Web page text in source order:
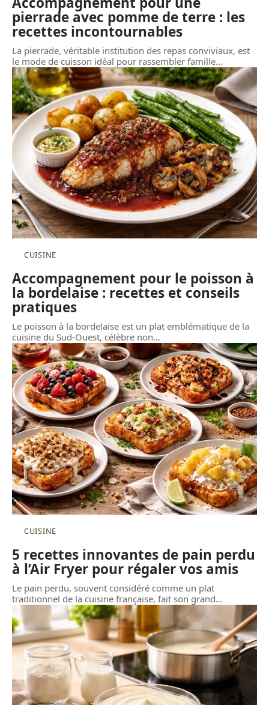
pierrade avec pomme de terre : les
recettes incontournables
La pierrade, véritable institution des repas conviviaux, est
le mode de cuisson idéal pour rassembler famille…
CUISINE
Accompagnement pour le poisson à
la bordelaise : recettes et conseils
pratiques
Le poisson à la bordelaise est un plat emblématique de la
cuisine du Sud-Ouest, célèbre non…
CUISINE
5 recettes innovantes de pain perdu
à l’Air Fryer pour régaler vos amis
Le pain perdu, souvent considéré comme un plat
traditionnel de la cuisine française, fait son grand…